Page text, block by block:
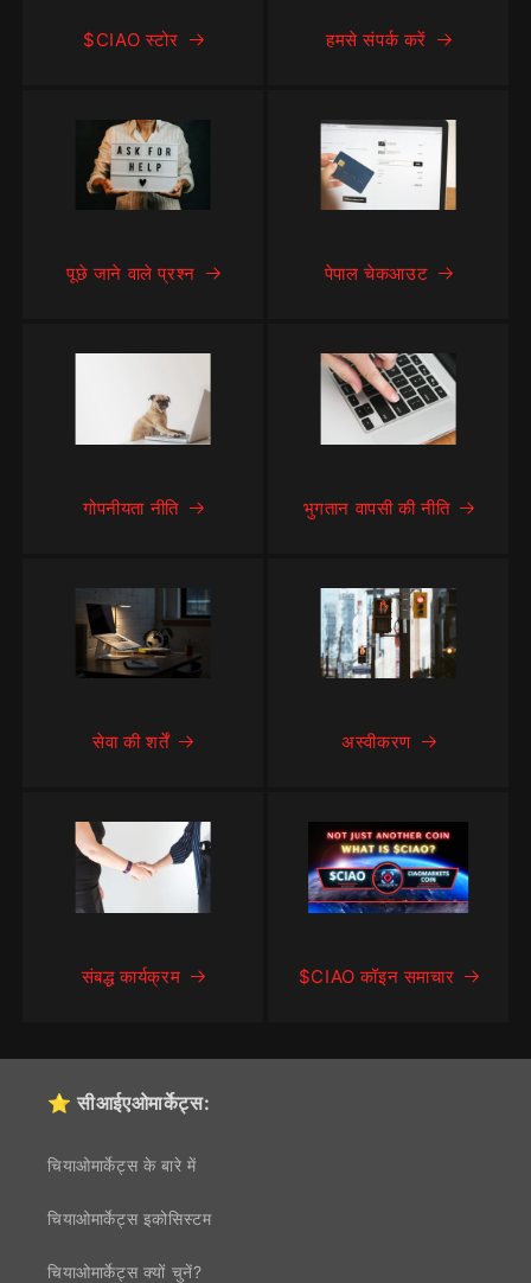
$CIAO स्टोर हमसे संपर्क करें
पूछे जाने वाले प्रश्न पेपाल चेकआउट
गोपनीयता नीति भुगतान वापसी की नीति
सेवा की शर्तें अस्वीकरण
संबद्ध कार्यक्रम $CIAO कॉइन समाचार
⭐ सीआईएओमार्केट्स:
चियाओमार्केट्स के बारे में
चियाओमार्केट्स इकोसिस्टम
चियाओमार्केट्स क्यों चुनें?